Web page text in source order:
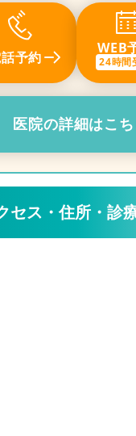
予約
WEB
24時間
医院の詳細はこち
セス・住所・診